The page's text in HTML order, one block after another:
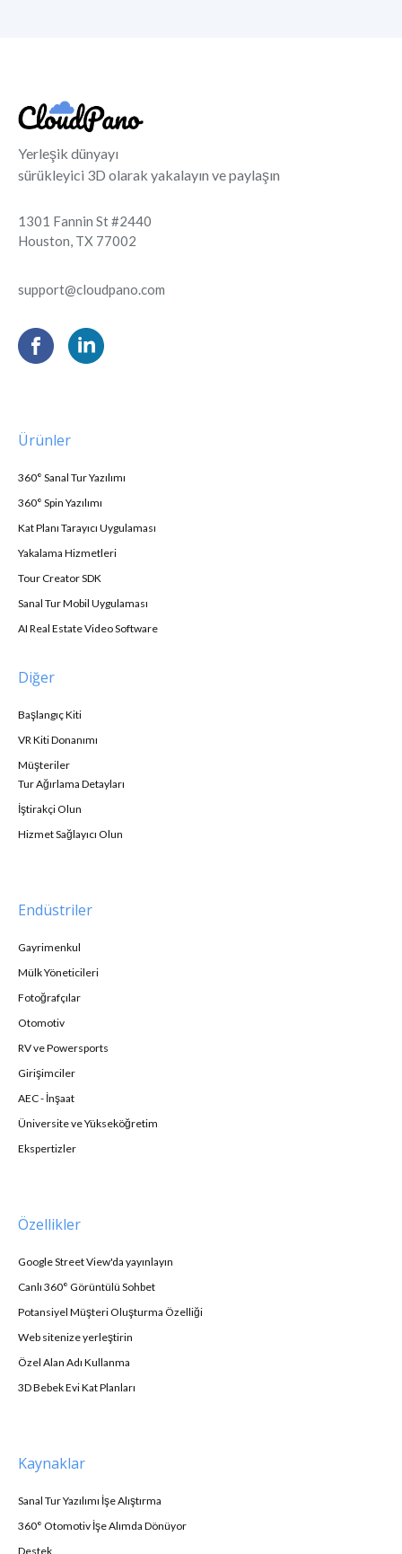
Yerleşik dünyayı
sürükleyici 3D olarak yakalayın ve paylaşın
1301 Fannin St #2440
Houston, TX 77002
support@cloudpano.com
Ürünler
360° Sanal Tur Yazılımı
360° Spin Yazılımı
Kat Planı Tarayıcı Uygulaması
Yakalama Hizmetleri
Tour Creator SDK
Sanal Tur Mobil Uygulaması
AI Real Estate Video Software
Diğer
Başlangıç Kiti
VR Kiti Donanımı
Müşteriler
Tur Ağırlama Detayları
İştirakçi Olun
Hizmet Sağlayıcı Olun
Endüstriler
Gayrimenkul
Mülk Yöneticileri
Fotoğrafçılar
Otomotiv
RV ve Powersports
Girişimciler
AEC - İnşaat
Üniversite ve Yükseköğretim
Ekspertizler
Özellikler
Google Street View'da yayınlayın
Canlı 360° Görüntülü Sohbet
Potansiyel Müşteri Oluşturma Özelliği
Web sitenize yerleştirin
Özel Alan Adı Kullanma
3D Bebek Evi Kat Planları
Kaynaklar
Sanal Tur Yazılımı İşe Alıştırma
360° Otomotiv İşe Alımda Dönüyor
Destek